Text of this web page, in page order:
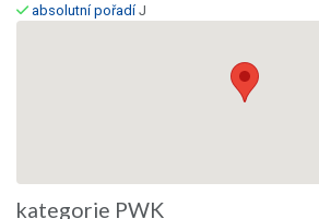
absolutní pořadíJ
kategorie PWK